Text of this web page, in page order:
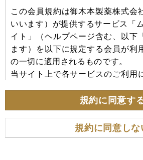
この会員規約は御木本製薬株式会
いいます）が提供するサービス「
イト」（ヘルプページ含む、以下
ます）を以下に規定する会員が利
の一切に適用されるものです。
当サイト上で各サービスのご利用
すべてを含めたものが利用規約
（ただし、一部他社サイトとリン
いては、当サイトのサポート範囲
ク先の規約に従うものとします）
規約に同意しな
規約に同意す